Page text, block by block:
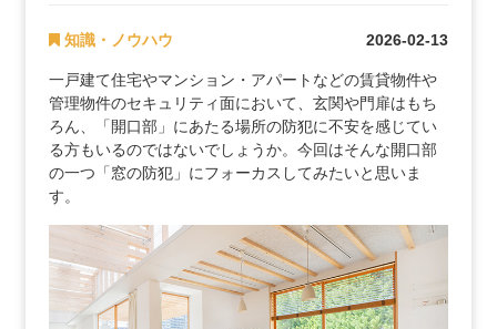
知識・ノウハウ 2026-02-13
一戸建て住宅やマンション・アパートなどの賃貸物件や
管理物件のセキュリティ面において、玄関や門扉はもち
ろん、「開口部」にあたる場所の防犯に不安を感じてい
る方もいるのではないでしょうか。今回はそんな開口部
の一つ「窓の防犯」にフォーカスしてみたいと思いま
す。